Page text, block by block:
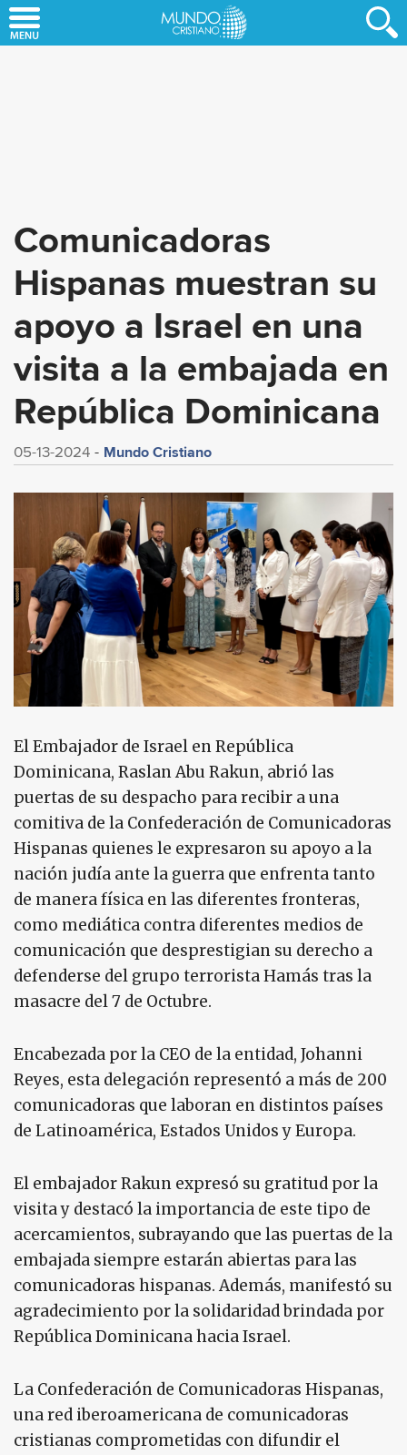
to
Comunicadoras
Hispanas muestran su
apoyo a Israel en una
visita a la embajada en
República Dominicana
05-13-2024 Mundo Cristiano
El Embajador de Israel en República
Dominicana, Raslan Abu Rakun, abrió las
puertas de su despacho para recibir a una
comitiva de la Confederación de Comunicadoras
Hispanas quienes le expresaron su apoyo a la
nación judía ante la guerra que enfrenta tanto
de manera física en las diferentes fronteras,
como mediática contra diferentes medios de
comunicación que desprestigian su derecho a
defenderse del grupo terrorista Hamás tras la
masacre del 7 de Octubre.
Encabezada por la CEO de la entidad, Johanni
Reyes, esta delegación representó a más de 200
comunicadoras que laboran en distintos países
de Latinoamérica, Estados Unidos y Europa.
El embajador Rakun expresó su gratitud por la
visita y destacó la importancia de este tipo de
acercamientos, subrayando que las puertas de la
embajada siempre estarán abiertas para las
comunicadoras hispanas. Además, manifestó su
agradecimiento por la solidaridad brindada por
República Dominicana hacia Israel.
La Confederación de Comunicadoras Hispanas,
una red iberoamericana de comunicadoras
cristianas comprometidas con difundir el